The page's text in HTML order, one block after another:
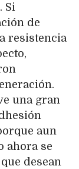
Si
de
resistencia
una gran
aun
ahora se
desean